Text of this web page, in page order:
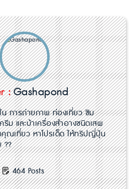
:Gashapond
น การถ่ายภาพ ท่องเที่ยว ชิม
และบ้าเครื่องสำอางชนิดเสพ
ณเที่ยว หาโปรเด็ด ให้ทริปญี่ปุ่น
??
464 Posts